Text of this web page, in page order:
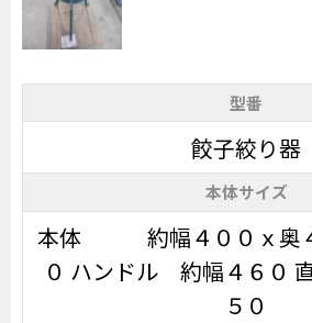
型番
餃子絞り器
本体サイズ
本体 約幅４００ｘ奥４
０ ハンドル 約幅４６
５０